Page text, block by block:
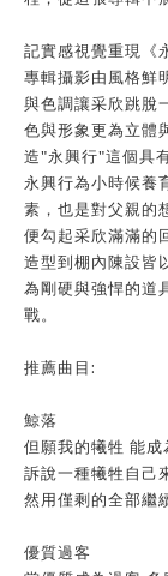
記實感視覺重現《
專輯攝影由風格鮮
與色調讓采欣跳脫
色與形象更為立體
造"永興行"這個具
永興行為小時候養
素，也是對父親的
便勾起采欣滿滿的
造型到棚內陳設皆
為剛硬與強悍的道
戰。
推薦曲目:
鯨落
但願我的犧牲 能成
訴說一種犧牲自己
然用僅剩的全部繼
優質過客